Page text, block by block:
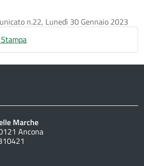
n.22, Lunedì 30 Gennaio 2023
Marche
Ancona